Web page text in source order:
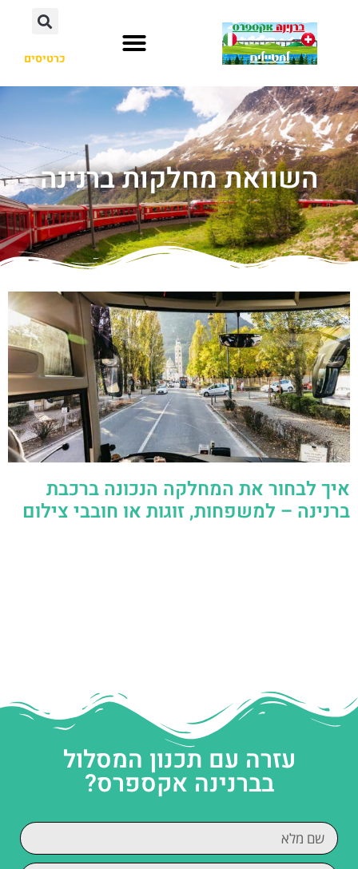
כרטיסים
השוואת מחלקות ברנינה
איך לבחור את המחלקה הנכונה ברכבת
ברנינה – למשפחות, זוגות או חובבי צילום
עזרה עם תכנון המסלול
בברנינה אקספרס?